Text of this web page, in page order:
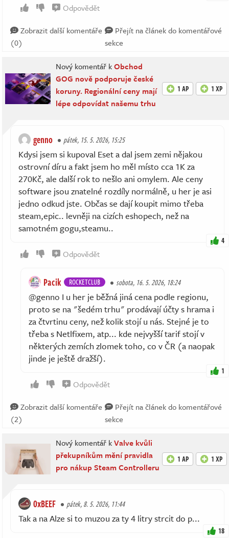
Odpovědět
Zobrazit další komentáře
(0)
Přejít na článek do komentářové
sekce
Nový komentář kObchod
GOG nově podporuje české
koruny. Regionální ceny mají
lépe odpovídat našemu trhu
1 AP 1 XP
genno pátek, 15. 5. 2026, 15:25
Kdysi jsem si kupoval Eset a dal jsem zemi nějakou
ostrovní díru a fakt jsem ho měl místo cca 1K za
270Kč, ale další rok to nešlo ani omylem. Ale ceny
software jsou znatelné rozdíly normálně, u her je asi
jedno odkud jste. Občas se dají koupit mimo třeba
steam,epic.. levněji na cizích eshopech, než na
samotném gogu,steamu..
4
Odpovědět
Pacik ROCKETCLUB sobota, 16. 5. 2026, 18:24
@genno I u her je běžná jiná cena podle regionu,
proto se na "šedém trhu" prodávají účty s hrama i
za čtvrtinu ceny, než kolik stojí u nás. Stejné je to
třeba s Netlfixem, atp... kde nejvyšší tarif stojí v
některých zemích zlomek toho, co v ČR (a naopak
jinde je ještě dražší).
1
Odpovědět
Zobrazit další komentáře
(2)
Přejít na článek do komentářové
sekce
Nový komentář kValve kvůli
překupníkům mění pravidla
pro nákup Steam Controlleru
1 AP 1 XP
0xBEEF pátek, 8. 5. 2026, 11:44
Tak a na Alze si to muzou za ty 4 litry strcit do p...
18